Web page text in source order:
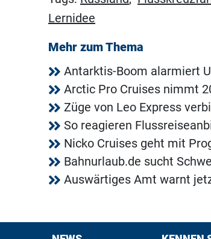
Lernidee
Mehr zum Thema
Antarktis-Boom alarmiert
Arctic Pro Cruises nimmt
Züge von Leo Express
So reagieren
Nicko Cruises geht mit
Bahnurlaub.de sucht
Auswärtiges Amt warnt